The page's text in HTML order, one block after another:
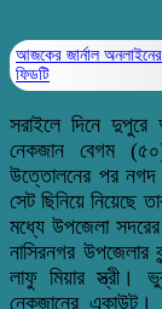
আজকের জার্নাল
ফিডটি
সরাইলে দিনে দুপুরে
নেকজান বেগম
উত্তোলনের পর নগদ
সেট ছিনিয়ে নিয়েছে
মধ্যে উপজেলা
নাসিরনগর উপজেলার
লাফু মিয়ার স্ত্রী।
নেকজানের একাউন্ট।